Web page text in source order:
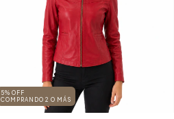
5% OFF
COMPRANDO 2 O MÁS